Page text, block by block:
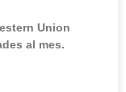
Union
al mes.